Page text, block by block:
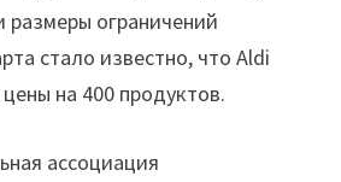
размеры ограничений
стало известно, что Aldi
на 400 продуктов.
ассоциация